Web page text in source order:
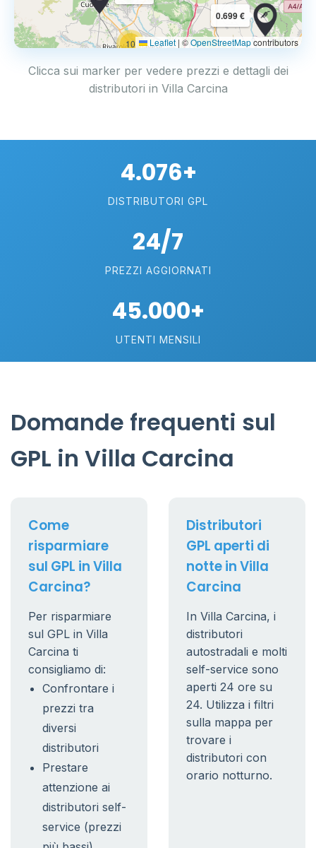
10
0.699 €
Leaflet | ©OpenStreetMapcontributors
Clicca sui marker per vedere prezzi e dettagli dei
distributori in Villa Carcina
4.076+
DISTRIBUTORI GPL
24/7
PREZZI AGGIORNATI
45.000+
UTENTI MENSILI
Domande frequenti sul
GPL in Villa Carcina
Come
risparmiare
sul GPL in Villa
Carcina?
Per risparmiare
sul GPL in Villa
Carcina ti
consigliamo di:
Confrontare i
prezzi tra
diversi
distributori
Prestare
attenzione ai
distributori self-
service (prezzi
Distributori
GPL aperti di
notte in Villa
Carcina
In Villa Carcina, i
distributori
autostradali e molti
self-service sono
aperti 24 ore su
24. Utilizza i filtri
sulla mappa per
trovare i
distributori con
orario notturno.